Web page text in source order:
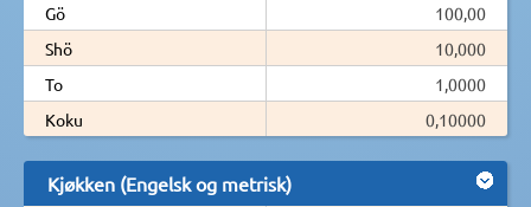
Gö
100,00
Shö
10,000
To
1,0000
Koku
0,10000
Kjøkken (Engelsk og metrisk)